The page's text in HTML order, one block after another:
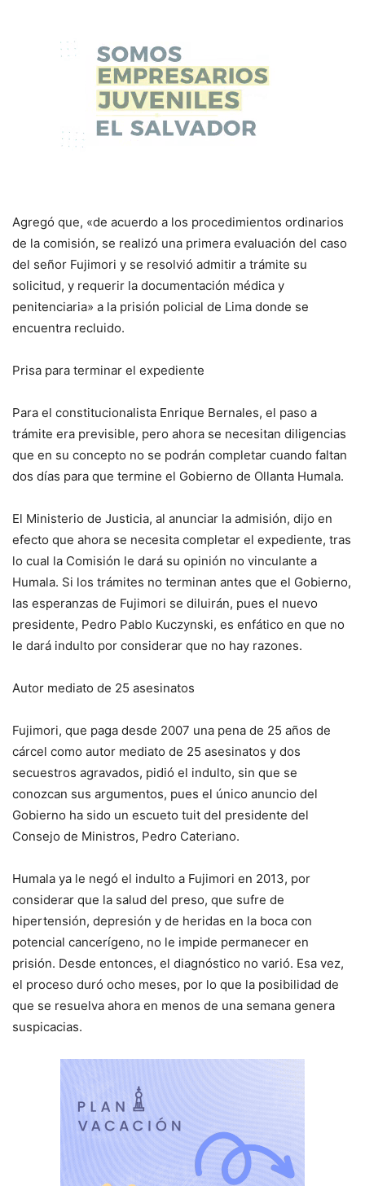
Agregó que, «de acuerdo a los procedimientos ordinarios
de la comisión, se realizó una primera evaluación del caso
del señor Fujimori y se resolvió admitir a trámite su
solicitud, y requerir la documentación médica y
penitenciaria» a la prisión policial de Lima donde se
encuentra recluido.
Prisa para terminar el expediente
Para el constitucionalista Enrique Bernales, el paso a
trámite era previsible, pero ahora se necesitan diligencias
que en su concepto no se podrán completar cuando faltan
dos días para que termine el Gobierno de Ollanta Humala.
El Ministerio de Justicia, al anunciar la admisión, dijo en
efecto que ahora se necesita completar el expediente, tras
lo cual la Comisión le dará su opinión no vinculante a
Humala. Si los trámites no terminan antes que el Gobierno,
las esperanzas de Fujimori se diluirán, pues el nuevo
presidente, Pedro Pablo Kuczynski, es enfático en que no
le dará indulto por considerar que no hay razones.
Autor mediato de 25 asesinatos
Fujimori, que paga desde 2007 una pena de 25 años de
cárcel como autor mediato de 25 asesinatos y dos
secuestros agravados, pidió el indulto, sin que se
conozcan sus argumentos, pues el único anuncio del
Gobierno ha sido un escueto tuit del presidente del
Consejo de Ministros, Pedro Cateriano.
Humala ya le negó el indulto a Fujimori en 2013, por
considerar que la salud del preso, que sufre de
hipertensión, depresión y de heridas en la boca con
potencial cancerígeno, no le impide permanecer en
prisión. Desde entonces, el diagnóstico no varió. Esa vez,
el proceso duró ocho meses, por lo que la posibilidad de
que se resuelva ahora en menos de una semana genera
suspicacias.